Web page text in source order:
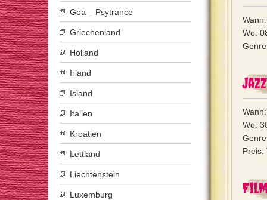
Wo:
Wo:
Preis:
Goa – Psytrance
Griechenland
Holland
Irland
Island
Italien
Kroatien
Lettland
Liechtenstein
Luxemburg